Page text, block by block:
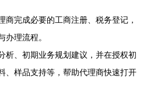
商完成必要的工商注册、税务登记，
办理流程。
析、初期业务规划建议，并在授权初
、样品支持等，帮助代理商快速打开